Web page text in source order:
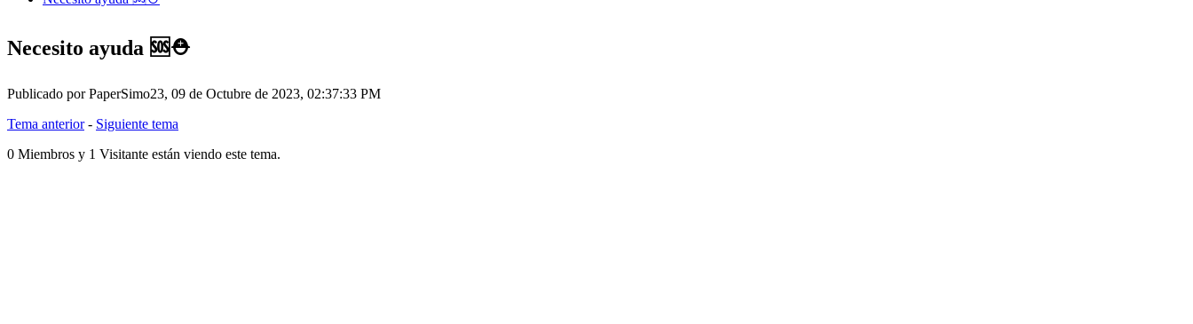
Necesito ayuda 🆘⛑️
Publicado por PaperSimo23, 09 de Octubre de 2023, 02:37:33 PM
Tema anterior- Siguiente tema
0 Miembros y 1 Visitante están viendo este tema.